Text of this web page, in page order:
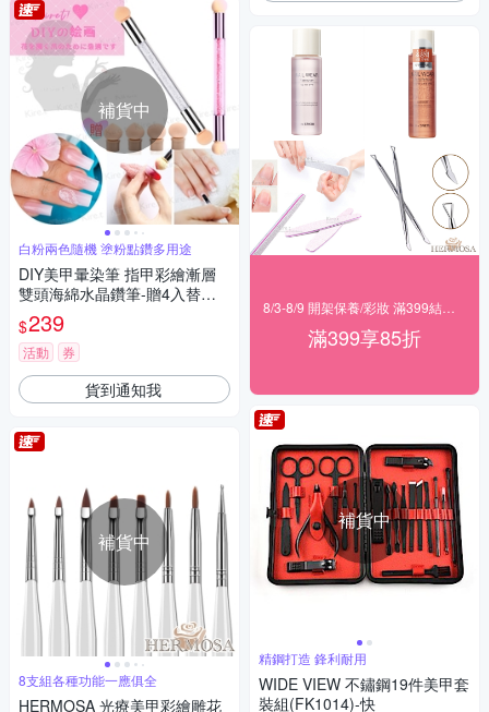
補貨中
白粉兩色隨機 塗粉點鑽多用途
DIY美甲暈染筆 指甲彩繪漸層
雙頭海綿水晶鑽筆-贈4入替換
頭 Kiret (顏色隨機)
$239
活動 券
貨到通知我
補貨中
8支組各種功能一應俱全
HERMOSA 光療美甲彩繪雕花
滿399享85折
補貨中
精鋼打造 鋒利耐用
WIDE VIEW 不鏽鋼19件美甲套
裝組(FK1014)-快